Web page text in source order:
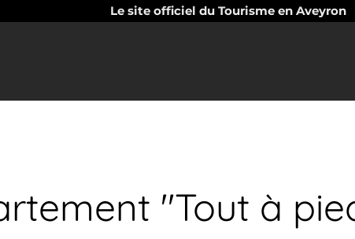
Le site officiel du Tourisme en Aveyron
"Tout à